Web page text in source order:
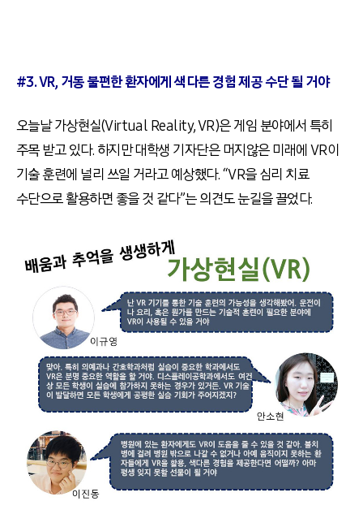
#3. VR, 거동 불편한 환자에게 색다른 경험 제공 수단 될 거야
오늘날 가상현실(Virtual Reality, VR)은 게임 분야에서 특히
주목 받고 있다. 하지만 대학생 기자단은 머지않은 미래에 VR이
기술 훈련에 널리 쓰일 거라고 예상했다. “VR을 심리 치료
수단으로 활용하면 좋을 것 같다”는 의견도 눈길을 끌었다.